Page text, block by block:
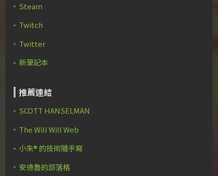
Steam
Twitch
Twitter
新筆記本
推薦連結
SCOTT HANSELMAN
The Will Will Web
小朱® 的技術隨手寫
安德魯的部落格